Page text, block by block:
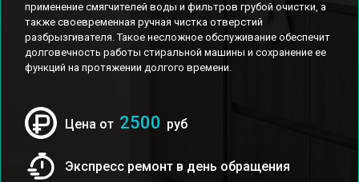
применение смягчителей воды и фильтров грубой очистки, а
также своевременная ручная чистка отверстий
разбрызгивателя. Такое несложное обслуживание обеспечит
долговечность работы стиральной машины и сохранение ее
функций на протяжении долгого времени.
Цена от 2500 руб
Экспресс ремонт в день обращения